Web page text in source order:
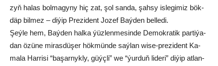
zyň ha­las bol­ma­gy­ny hiç zat, şol san­da, şah­sy is­le­gi­miz bök­
däp bil­mez – di­ýip Pre­zi­dent Jo­zef Baý­den bel­le­di.
Şeý­le hem, Baý­den hal­ka ýüz­len­me­sin­de De­mok­ra­tik par­ti­ýa­
dan özü­ne mi­ras­dü­şer hök­mün­de saý­lan wi­se-pre­zi­dent Ka­
ma­la Har­ri­si “ba­şar­nyk­ly, güýç­li” we “ýur­duň li­de­ri” di­ýip at­lan­